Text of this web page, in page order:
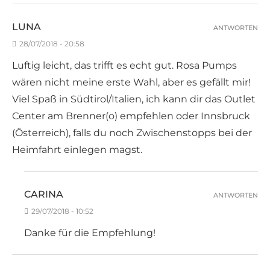
LUNA
28/07/2018 - 20:58
Luftig leicht, das trifft es echt gut. Rosa Pumps
wären nicht meine erste Wahl, aber es gefällt mir!
Viel Spaß in Südtirol/Italien, ich kann dir das Outlet
Center am Brenner(o) empfehlen oder Innsbruck
(Österreich), falls du noch Zwischenstopps bei der
Heimfahrt einlegen magst.
ANTWORTEN
CARINA
29/07/2018 - 10:52
Danke für die Empfehlung!
ANTWORTEN